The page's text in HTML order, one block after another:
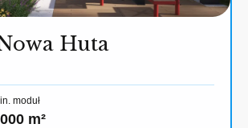
Huta
moduł
m²